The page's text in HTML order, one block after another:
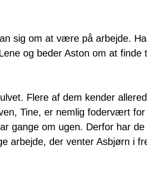
sig om at være på arbejde.
og beder Aston om at finde
Flere af dem kender
Tine, er nemlig fodervært for
gange om ugen. Derfor har
arbejde, der venter Asbjørn i